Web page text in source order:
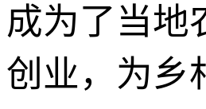
成为了当地
创业，为乡